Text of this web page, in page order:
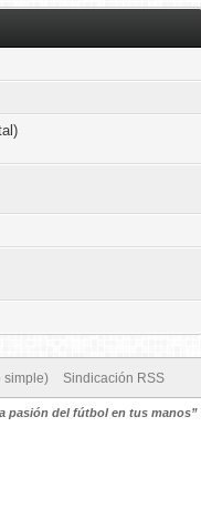
simple) Sindicación RSS
pasión del fútbol en tus manos”